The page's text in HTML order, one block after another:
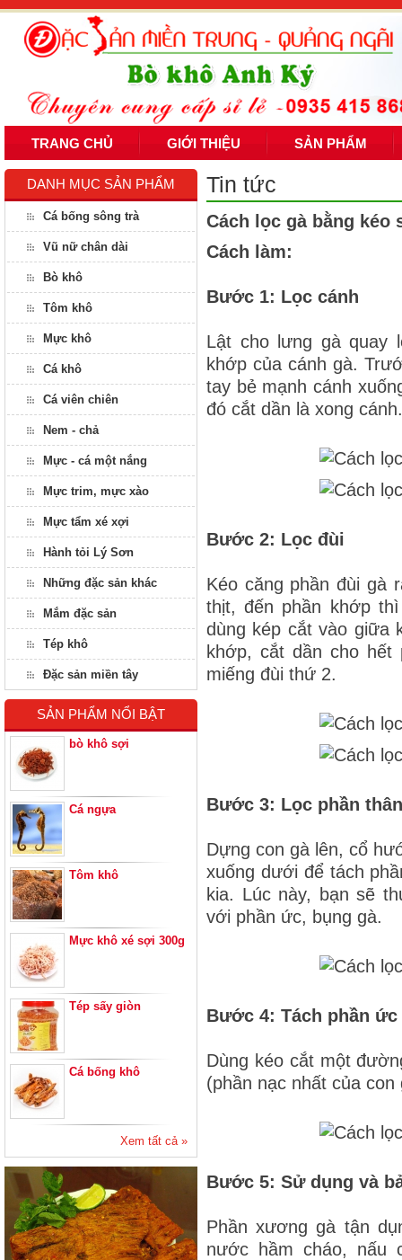
TRANG CHỦ GIỚI THIỆU SẢN PHẨM
DANH MỤC SẢN PHẨM
Cá bống sông trà
Vũ nữ chân dài
Bò khô
Tôm khô
Mực khô
Cá khô
Cá viên chiên
Nem - chả
Mực - cá một nắng
Mực trim, mực xào
Mực tẩm xé xợi
Hành tỏi Lý Sơn
Những đặc sản khác
Mắm đặc sản
Tép khô
Đặc sản miền tây
SẢN PHẨM NỔI BẬT
bò khô sợi
Cá ngựa
Tôm khô
Mực khô xé sợi 300g
Tép sấy giòn
Cá bống khô
Xem tất cả »
Tin tức
Cách lọc gà bằng kéo
Cách làm:
Bước 1: Lọc cánh
Lật cho lưng gà quay
khớp của cánh gà.
tay bẻ mạnh cánh
đó cắt dần là xong
Bước 2: Lọc đùi
Kéo căng phần đùi gà
thịt, đến phần khớp
dùng kép cắt vào giữa
khớp, cắt dần cho
miếng đùi thứ 2.
Bước 3: Lọc phần
Dựng con gà lên, cổ
xuống dưới để tách
kia. Lúc này, bạn sẽ
với phần ức, bụng gà.
Bước 4: Tách phần ức
Dùng kéo cắt một
(phần nạc nhất của con
Bước 5: Sử dụng và
Phần xương gà tận
nước hầm cháo, nấu